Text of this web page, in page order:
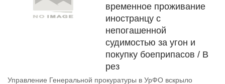
временное проживание
иностранцу с
непогашенной
судимостью за угон и
покупку боеприпасов / В
рез
Управление Генеральной прокуратуры в УрФО вскрыло